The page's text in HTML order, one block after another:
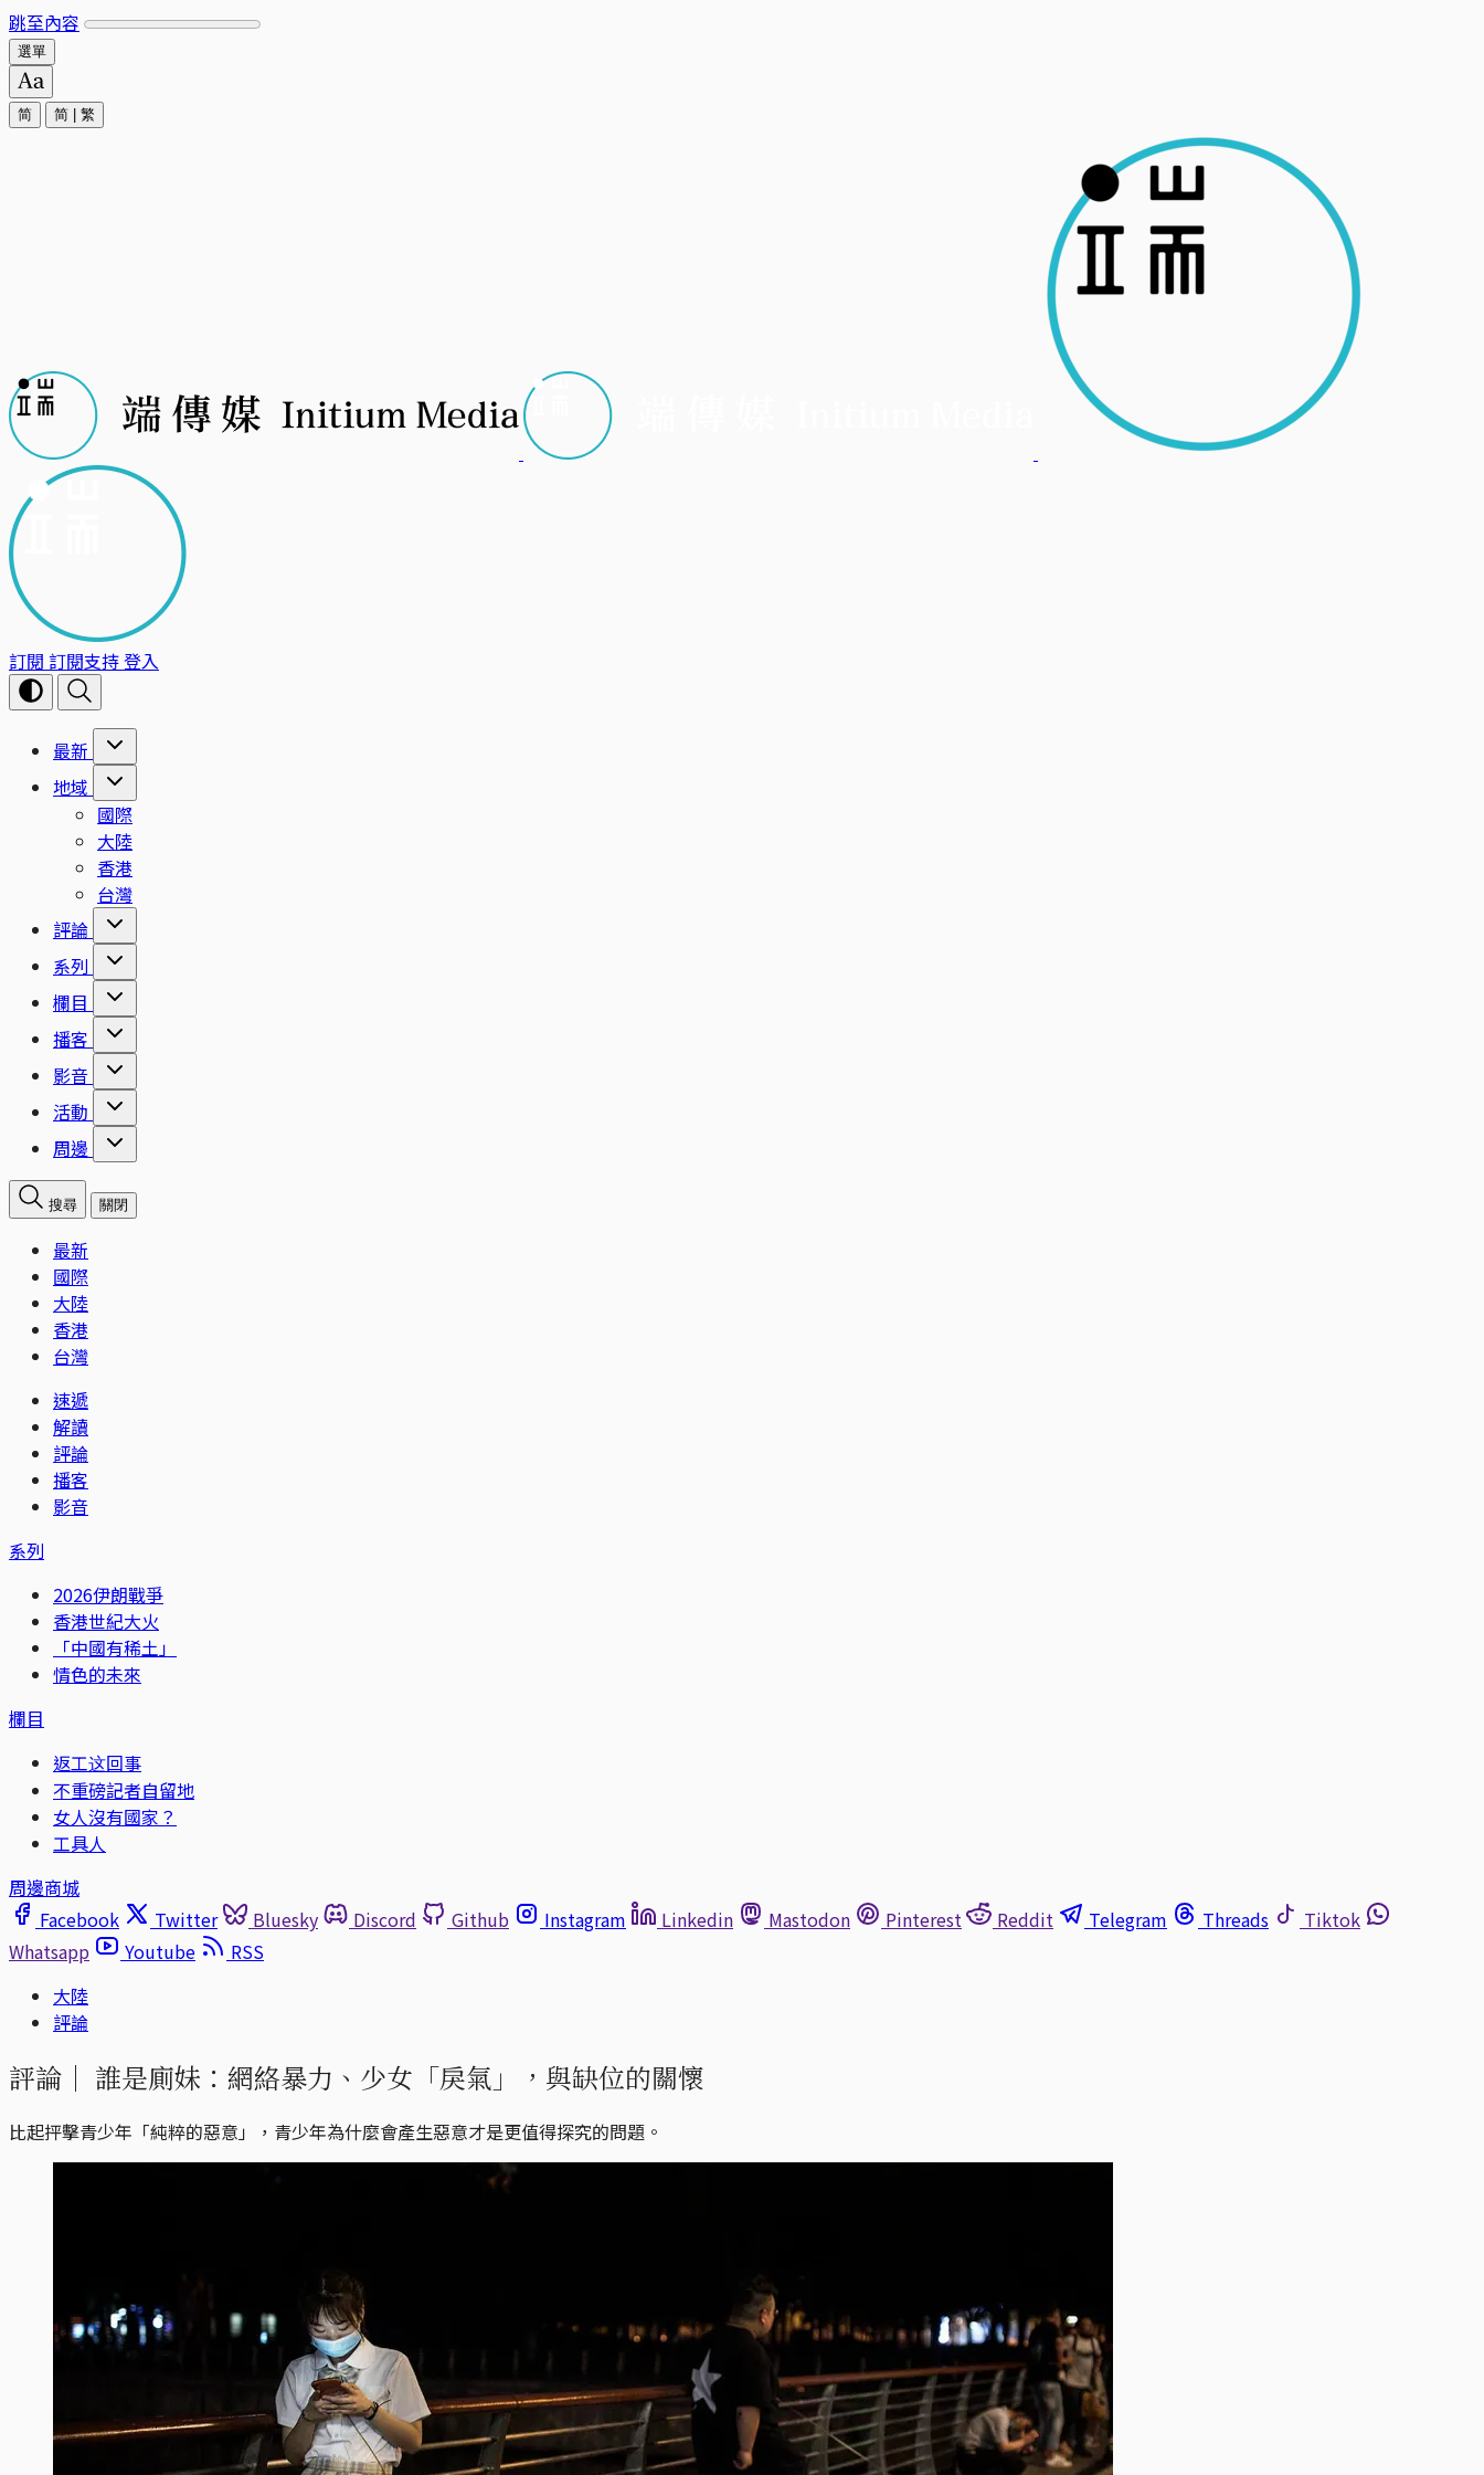
跳至內容
選單
简 简 繁
訂閱 訂閱支持登入
最新
地域
國際
大陸
香港
台灣
評論
系列
欄目
播客
影音
活動
周邊
搜尋 關閉
最新
國際
大陸
香港
台灣
速遞
解讀
評論
播客
影音
系列
2026伊朗戰爭
香港世紀大火
「中國有稀土」
情色的未來
欄目
返工这回事
不重磅記者自留地
女人沒有國家？
工具人
周邊商城
Facebook
Twitter Bluesky Discord Github Instagram Linkedin Mastodon Pinterest Reddit Telegram Threads
Tiktok
Whatsapp
Youtube
RSS
大陸
評論
評論｜ 誰是廁妹：網絡暴力、少女「戾氣」，與缺位的關懷
比起抨擊青少年「純粹的惡意」，青少年為什麼會產生惡意才是更值得探究的問題。